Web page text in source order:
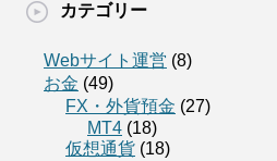
カテゴリー
Webサイト運営 (8)
お金 (49)
FX・外貨預金 (27)
MT4 (18)
仮想通貨 (18)